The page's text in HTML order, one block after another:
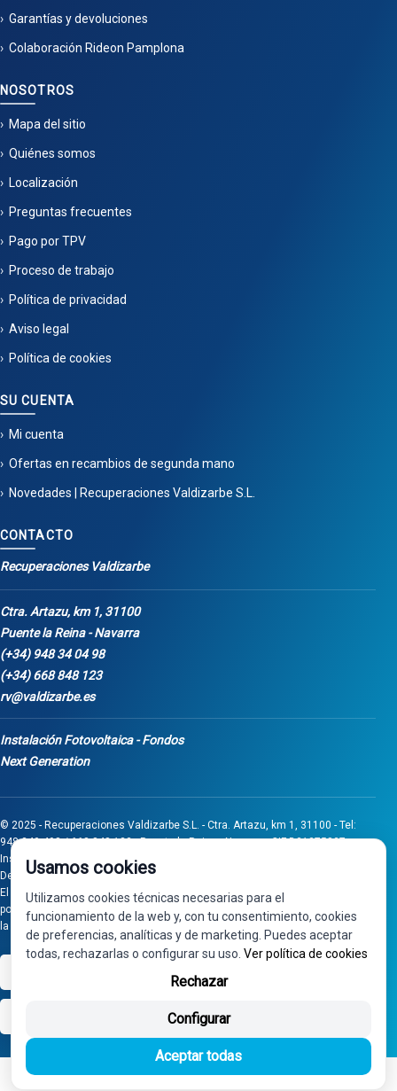
Garantías y devoluciones
Colaboración Rideon Pamplona
NOSOTROS
Mapa del sitio
Quiénes somos
Localización
Preguntas frecuentes
Pago por TPV
Proceso de trabajo
Política de privacidad
Aviso legal
Política de cookies
SU CUENTA
Mi cuenta
Ofertas en recambios de segunda mano
Novedades | Recuperaciones Valdizarbe S.L.
CONTACTO
Recuperaciones Valdizarbe
Ctra. Artazu, km 1, 31100
Puente la Reina - Navarra
(+34) 948 34 04 98
(+34) 668 848 123
rv@valdizarbe.es
Instalación Fotovoltaica - Fondos
Next Generation
© 2025 - Recuperaciones Valdizarbe S.L. - Ctra. Artazu, km 1, 31100 - Tel:
948 340 498 / 668 848 123 - Puente la Reina - Navarra - CIF B31275837.
Inscrita en el Registro Mercantil de Navarra, Tomo 32, Folio 75, Hoja 525.
Desarrollado porSeintosoft
El proyecto de inversión "0011-0558-2024-000008" ha sido subvencionado
por Gobierno de Navarra al amparo de la convocatoria de 2024 de Ayudas a
la inversión en pymes industriales
Usamos cookies
Utilizamos cookies técnicas necesarias para el
funcionamiento de la web y, con tu consentimiento, cookies
de preferencias, analíticas y de marketing. Puedes aceptar
todas, rechazarlas o configurar su uso. Ver política de cookies
Rechazar
Configurar
Aceptar todas